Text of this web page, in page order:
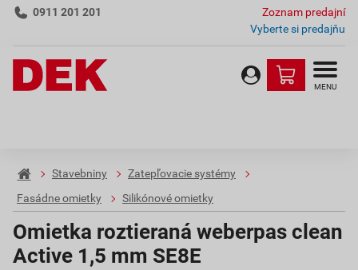
0911 201 201
Zoznam predajní
Vyberte si predajňu
MENU
Stavebniny
Zatepľovacie systémy
Fasádne omietky
Silikónové omietky
Omietka roztieraná weberpas clean
Active 1,5 mm SE8E